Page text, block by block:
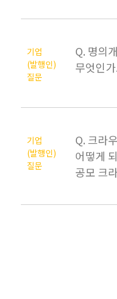
기업
(발행인)
질문
Q. 명의
무엇인
기업
(발행인)
질문
Q. 크라
어떻게
공모 크